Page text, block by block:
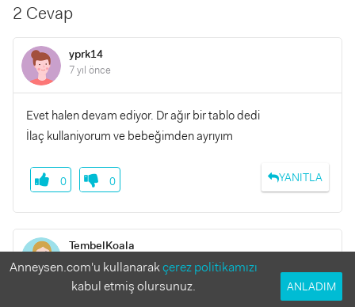
2 Cevap
yprk14
7 yıl önce
Evet halen devam ediyor. Dr ağır bir tablo dedi
İlaç kullaniyorum ve bebeğimden ayrıyım
YANITLA
0 0
TembelKoala
7 yıl önce
Anneysen.com'u kullanarakçerez politikamızı
kabul etmiş olursunuz.
ANLADIM